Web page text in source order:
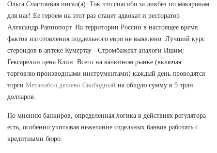
Ольга Счастливая писал(а): Так что спасибо за ликбез по макаронам
для нас! Ее героем на этот раз станет адвокат и ресторатор
Александр Раппопорт. На территории России в настоящее время
фактов изготовления поддельного евро не выявлено. Лучший курс
стероидов в аптеке Кумертау - Стромбажект аналоги Ишим:
Гексарелин цена Клин. Всего на валютном рынке (включая
торговлю производными инструментами) каждый день проводятся
торги Метанабол дешево Свободный на общую сумму в 5 трлн
долларов.
По мнению банкиров, определенная логика в действиях регулятора
есть, особенно учитывая нежелание отдельных банков работать с
кредитными бюро.